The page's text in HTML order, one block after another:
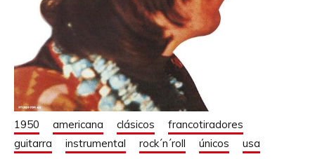
1950 americana clásicos
francotiradores
guitarra
instrumental rock´n´roll únicos usa